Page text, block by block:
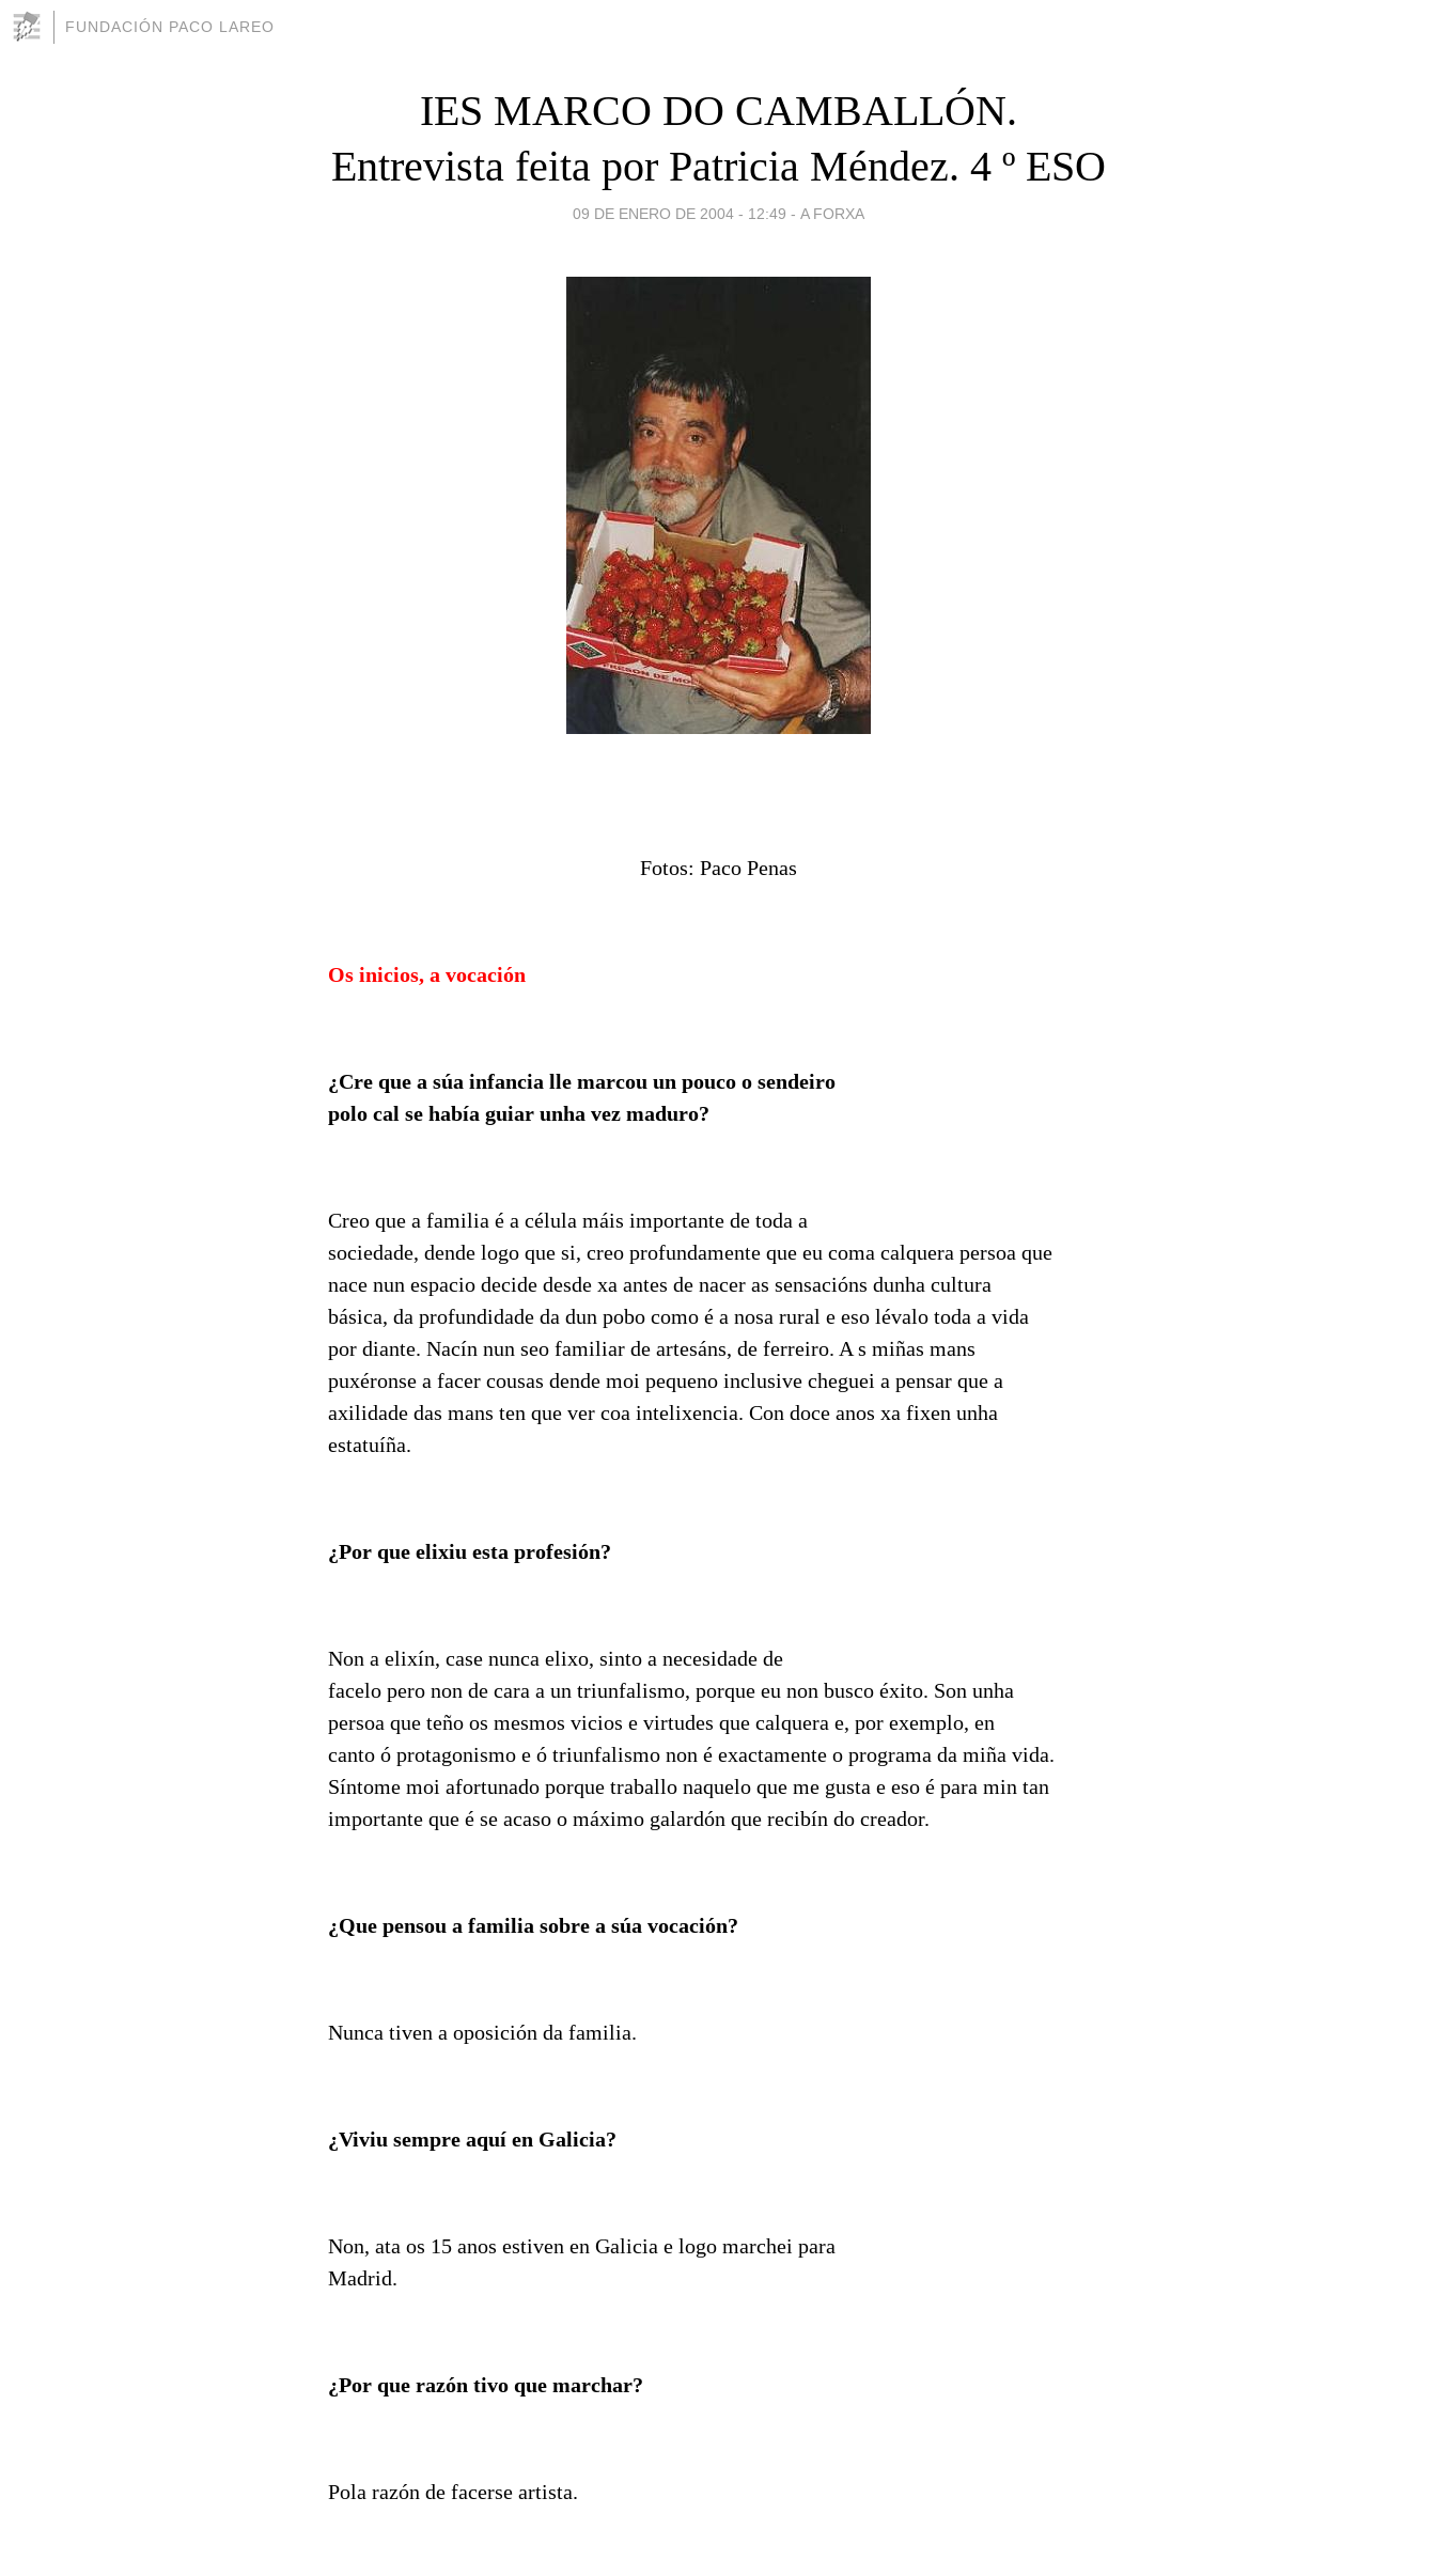
FUNDACIÓN PACO LAREO
IES MARCO DO CAMBALLÓN.
Entrevista feita por Patricia Méndez. 4 º ESO
09 DE ENERO DE 2004 - 12:49 - A FORXA
Fotos: Paco Penas
Os inicios, a vocación
¿Cre que a súa infancia lle marcou un pouco o sendeiro
polo cal se había guiar unha vez maduro?
Creo que a familia é a célula máis importante de toda a
sociedade, dende logo que si, creo profundamente que eu coma calquera persoa que
nace nun espacio decide desde xa antes de nacer as sensacións dunha cultura
básica, da profundidade da dun pobo como é a nosa rural e eso lévalo toda a vida
por diante. Nacín nun seo familiar de artesáns, de ferreiro. A s miñas mans
puxéronse a facer cousas dende moi pequeno inclusive cheguei a pensar que a
axilidade das mans ten que ver coa intelixencia. Con doce anos xa fixen unha
estatuíña.
¿Por que elixiu esta profesión?
Non a elixín, case nunca elixo, sinto a necesidade de
facelo pero non de cara a un triunfalismo, porque eu non busco éxito. Son unha
persoa que teño os mesmos vicios e virtudes que calquera e, por exemplo, en
canto ó protagonismo e ó triunfalismo non é exactamente o programa da miña vida.
Síntome moi afortunado porque traballo naquelo que me gusta e eso é para min tan
importante que é se acaso o máximo galardón que recibín do creador.
¿Que pensou a familia sobre a súa vocación?
Nunca tiven a oposición da familia.
¿Viviu sempre aquí en Galicia?
Non, ata os 15 anos estiven en Galicia e logo marchei para
Madrid.
¿Por que razón tivo que marchar?
Pola razón de facerse artista.